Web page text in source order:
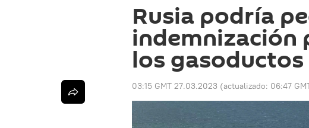
Rusia podría
indemnización
los
03:15 GMT 27.03.2023 (actualizado: 06:47